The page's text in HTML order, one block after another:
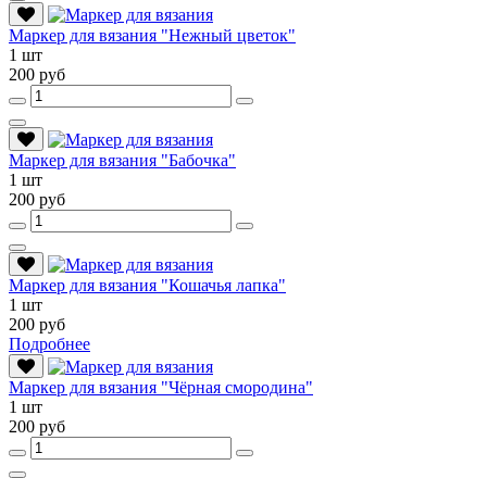
Маркер для вязания "Нежный цветок"
1 шт
200 руб
Маркер для вязания "Бабочка"
1 шт
200 руб
Маркер для вязания "Кошачья лапка"
1 шт
200 руб
Подробнее
Маркер для вязания "Чёрная смородина"
1 шт
200 руб